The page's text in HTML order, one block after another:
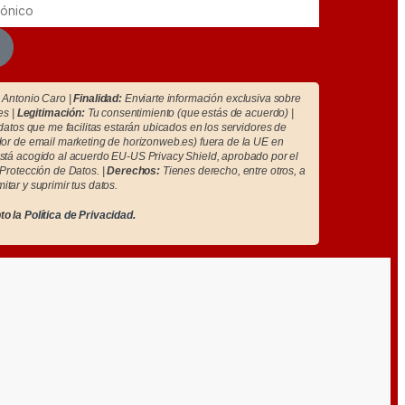
Antonio Caro |Finalidad: Enviarte información exclusiva sobre
| Legitimación:Tu consentimiento (que estás de acuerdo) |
que me facilitas estarán ubicados en los servidores de
de email marketing de horizonweb.es) fuera de la UE en
acogido al acuerdo EU-US Privacy Shield, aprobado por el
de Datos. |Derechos: Tienes derecho, entre otros, a
y suprimir tus datos.
la Política de Privacidad.